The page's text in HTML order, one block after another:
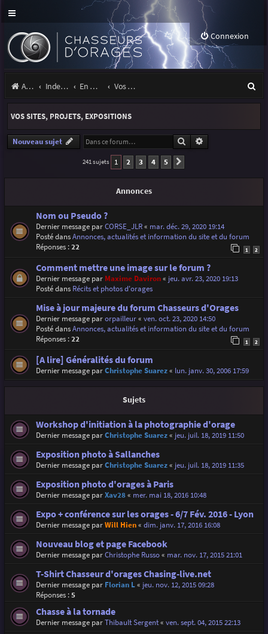
Connexion
Accueil Index du forum En marge des orages Vos sites, projets, expositions
e
r
VOS SITES, PROJETS, EXPOSITIONS
Nouveau sujet Rechercher
241 sujets 1 2 3 4 5
Annonces
Nom ou Pseudo ?
Dernier message parCORSE_JLR« mar. déc. 29, 2020 19:14
Posté dansAnnonces, actualités et information du site et du forum
Réponses :22 1 2
Comment mettre une image sur le forum ?
Dernier message par Maxime Daviron« jeu. avr. 23, 2020 19:13
Posté dans Récits et photos d'orages
Mise à jour majeure du forum Chasseurs d'Orages
Dernier message parorpailleur« ven. oct. 23, 2020 14:50
Posté dansAnnonces, actualités et information du site et du forum
Réponses :22 1 2
[A lire] Généralités du forum
Dernier message parChristophe Suarez« lun. janv. 30, 2006 17:59
Sujets
Workshop d'initiation à la photographie d'orage
Dernier message parChristophe Suarez« jeu. juil. 18, 2019 11:50
Exposition photo à Sallanches
Dernier message parChristophe Suarez« jeu. juil. 18, 2019 11:35
Exposition photo d'orages à Paris
Dernier message parXav28« mer. mai 18, 2016 10:48
Expo + conférence sur les orages - 6/7 Fév. 2016 - Lyon
Dernier message parWill Hien« dim. janv. 17, 2016 16:08
Nouveau blog et page Facebook
Dernier message parChristophe Russo« mar. nov. 17, 2015 21:01
T-Shirt Chasseur d'orages Chasing-live.net
Dernier message par Florian L« jeu. nov. 12, 2015 09:28
Réponses :5
Chasse à la tornade
Dernier message parThibault Sergent« ven. sept. 04, 2015 22:13